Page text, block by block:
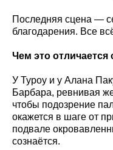
Последняя сцена —
благодарения. Все
Чем это отличается
У Туроу и у Алана
Барбара, ревнивая
чтобы подозрение
окажется в шаге от
подвале
сознаётся.